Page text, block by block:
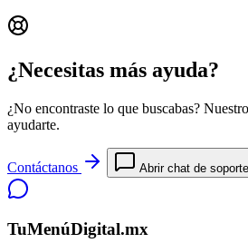
¿Necesitas más ayuda?
¿No encontraste lo que buscabas?
ayudarte.
Contáctanos Abrir chat de soporte
TuMenúDigital.mx